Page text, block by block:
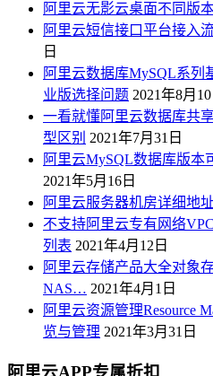
阿里云无影云桌面不同版
阿里云短信接口平台接入
日
阿里云数据库MySQL系列
业版选择问题 2021年8月10
一看就懂阿里云数据库共
型区别 2021年7月31日
阿里云MySQL数据库版本
2021年5月16日
阿里云服务器机房详细地
不支持阿里云专有网络
列表 2021年4月12日
阿里云存储产品大全对象
NAS… 2021年4月1日
阿里云资源管理Resource
览与管理 2021年3月31日
阿里云APP专属折扣